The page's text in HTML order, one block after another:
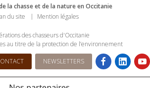
la chasse et de la nature en Occitanie
du site
Mention légales
des chasseurs d'Occitanie
au titre de la protection de l’environnement
NEWSLETTERS